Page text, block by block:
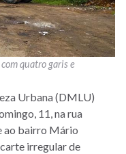
quatro garis e
Urbana (DMLU)
11, na rua
ao bairro Mário
irregular de